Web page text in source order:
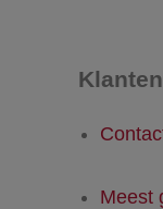
Meest